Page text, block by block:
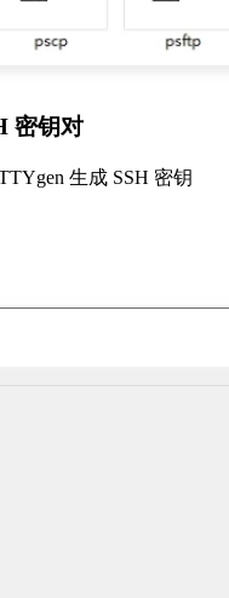
密钥对
生成 SSH 密钥